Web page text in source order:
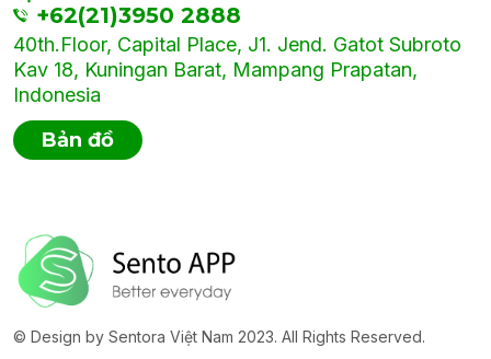
+62(21)3950 2888
40th.Floor, Capital Place, J1. Jend. Gatot Subroto
Kav 18, Kuningan Barat, Mampang Prapatan,
Indonesia
Bản đồ
© Design by Sentora Việt Nam 2023. All Rights Reserved.